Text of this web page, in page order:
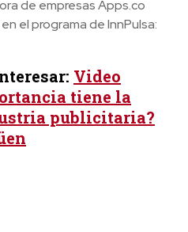
de empresas Apps.co
el programa de InnPulsa:
Video
tiene la
publicitaria?